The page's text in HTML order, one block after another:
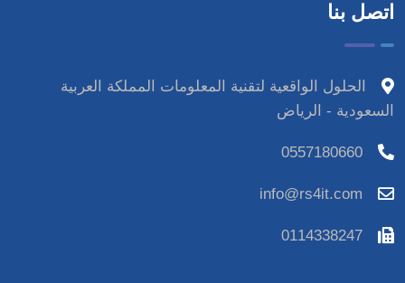
اتصل بنا
الحلول الواقعية لتقنية المعلومات المملكة العربية
السعودية - الرياض
0557180660
info@rs4it.com